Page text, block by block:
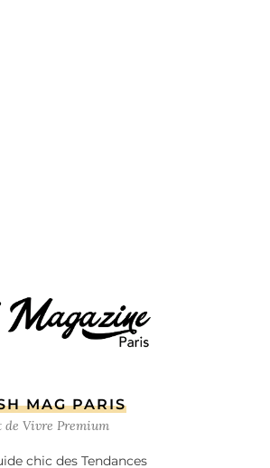
MAG PARIS
de Vivre Premium
chic des Tendances